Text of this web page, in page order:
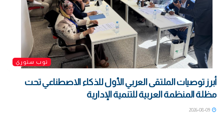
توب ستوري
أبرز توصيات الملتقى العربي الأول للذكاء الاصطناعي تحت
مظلة المنظمة العربية للتنمية الإدارية